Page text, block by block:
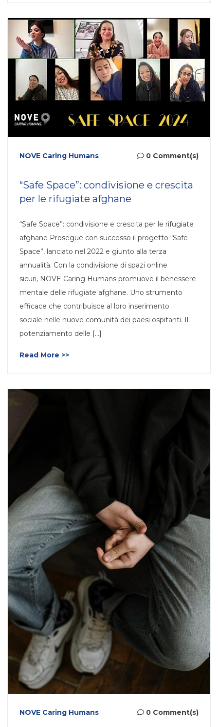
NOVE Caring Humans 0 Comment(s)
“Safe Space”: condivisione e crescita
per le rifugiate afghane
“Safe Space”: condivisione e crescita per le rifugiate
afghane Prosegue con successo il progetto “Safe
Space”, lanciato nel 2022 e giunto alla terza
annualità. Con la condivisione di spazi online
sicuri, NOVE Caring Humans promuove il benessere
mentale delle rifugiate afghane. Uno strumento
efficace che contribuisce al loro inserimento
sociale nelle nuove comunità dei paesi ospitanti. Il
potenziamento delle [...]
Read More >>
NOVE Caring Humans 0 Comment(s)